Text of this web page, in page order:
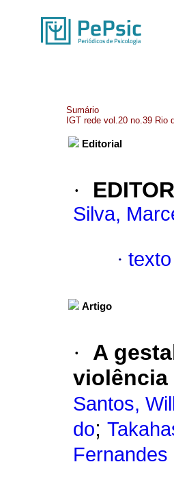
Sumário
IGT rede vol.20 no.39 Rio
Editorial
·
Silva,
·
Artigo
·
A
violência
Santos,
do;
Fernandes